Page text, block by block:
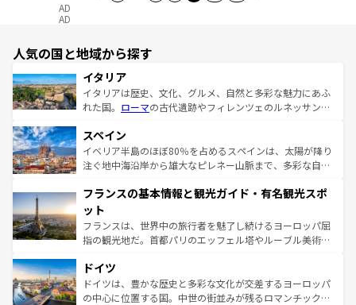
AD
AD
人気の国と地域から探す
イタリア
イタリアは歴史、文化、グルメ、自然と多彩な魅力にあふ
れた国。 ローマの古代遺跡やフィレンツェのルネッサンス
ろん、トスカーナの美しい田園風景やアマルフィ海岸の絶
景など、自然景観も見逃せない。観光の合間には、本場の
ピザやパスタなど、絶品のイタリア料理を堪能することも
ませてくれるイタリアで、忘れられない旅をしてみよう！
なお、新着のイタリア情報は
しい。
スペイン
イベリア半島のほぼ80％を占めるスペインは、太陽が降り
注ぐ地中海沿岸から雄大なピレネー山脈まで、多彩な自然
文化が根付くこの国では、情熱的なフラメンコ、熱気あふ
れる闘牛、そして美味しいタパスが生活の一部となってい
る。首都マドリードの洗練された雰囲気や、バルセロナの
アートに溢れた街角から、地方では古代ローマ遺跡や中世
せる。地方によって風土や気候が異なるスペインはその個
性で訪れる人を魅了する。 なお、新着のスペイン情報は コ
ンテンツ一覧を参照してほしい。
フランスの基本情報と観光ガイド・有名観光スポ
ット
フランスは、世界中の旅行者を魅了し続けるヨーロッパ屈
指の観光地だ。首都パリのエッフェル塔やルーブル美術館
で、幅広い魅力が詰まっている。華麗な宮殿、歴史的な大
聖堂、美しいビーチ、そして豊かな自然が、訪れる者を心
から魅了する。また、フランスは美食の国としても知ら
ドイツ
ドイツは、豊かな歴史と多彩な文化が交差するヨーロッパ
の中心に位置する国。中世の街並みが残るロマンチック街